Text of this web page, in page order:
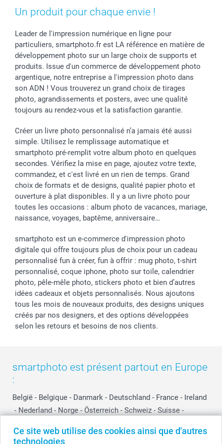
Ce site web utilise des cookies ainsi que d'autres
technologies
Coques smartphone
Cadres photo & accessoires déco
Dénicheur d'idées cadeau
Fête des Mères
Communion
Baptême
Toussaint
Rentrée des classes
Saint-Valentin
Vacances
Droit de rétraction
Vie privée
Gestion des cookies
Tarifs
Partenariats & Influence
Investisseurs
Aide
smartfriends
Livraison
Modes de paiement
Grandes quantités
Statut de ma commande
Un produit pour chaque envie !
Leader de l'impression numérique en ligne pour
particuliers, smartphoto.fr est LA référence en matière de
développement photo sur un large choix de supports et
produits. Issue d'un commerce de développement photo
argentique, notre entreprise a l'impression photo dans
son ADN ! Vous trouverez un grand choix de tirages
photo, agrandissements et posters, avec une qualité
toujours au rendez-vous et la satisfaction garantie.
Créer un livre photo personnalisé n’a jamais été aussi
simple. Utilisez le remplissage automatique et
smartphoto pré-remplit votre album photo en quelques
secondes. Vérifiez la mise en page, ajoutez votre texte,
commandez, et c'est livré en un rien de temps. Grand
choix de formats et de designs, qualité papier photo et
ouverture à plat disponibles. Il y a un livre photo pour
toutes les occasions : album photo de vacances, mariage,
naissance, voyages, baptême, anniversaire…
smartphoto est un e-commerce d'impression photo
digitale qui offre toujours plus de choix pour un cadeau
personnalisé fun à créer, fun à offrir : mug photo, t-shirt
personnalisé, coque iphone, photo sur toile, calendrier
photo, pêle-mêle photo, stickers photo et bien d’autres
idées cadeaux et objets personnalisés. Nous ajoutons
tous les mois de nouveaux produits, des designs uniques
créés par nos designers, et des options développées
selon les retours et besoins de nos clients.
smartphoto est présent partout en Europe
:
België - Belgique - Danmark - Deutschland - France - Ireland
- Nederland - Norge - Österreich - Schweiz - Suisse -
Other Countries